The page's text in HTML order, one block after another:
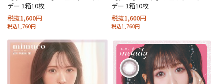
デー 1箱10枚
税抜1,600円
税込1,760円
デー 1箱10枚
税抜1,600円
税込1,760円